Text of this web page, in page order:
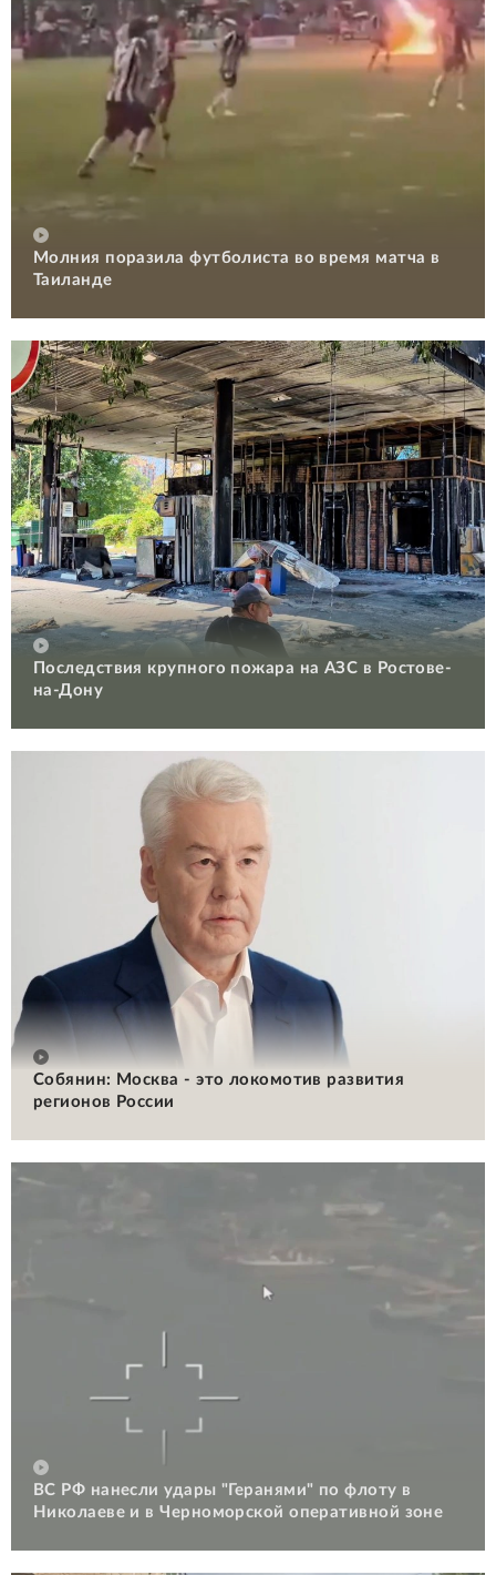
Молния поразила футболиста во время матча в
Таиланде
Последствия крупного пожара на АЗС в Ростове-
на-Дону
Собянин: Москва - это локомотив развития
регионов России
ВС РФ нанесли удары "Геранями" по флоту в
Николаеве и в Черноморской оперативной зоне